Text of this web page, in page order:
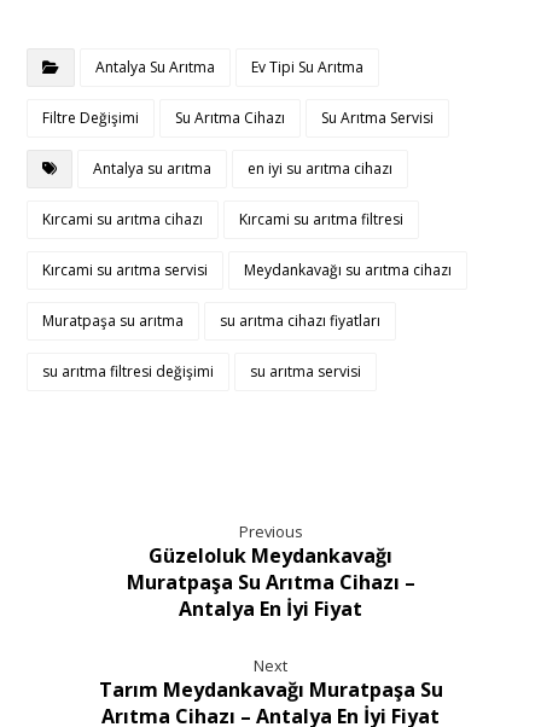
Antalya Su Arıtma Ev Tipi Su Arıtma
Filtre Değişimi Su Arıtma Cihazı Su Arıtma Servisi
Antalya su arıtma en iyi su arıtma cihazı
Kırcami su arıtma cihazı Kırcami su arıtma filtresi
Kırcami su arıtma servisi Meydankavağı su arıtma cihazı
Muratpaşa su arıtma su arıtma cihazı fiyatları
su arıtma filtresi değişimi su arıtma servisi
Previous
Güzeloluk Meydankavağı
Muratpaşa Su Arıtma Cihazı –
Antalya En İyi Fiyat
Next
Tarım Meydankavağı Muratpaşa Su
Arıtma Cihazı – Antalya En İyi Fiyat